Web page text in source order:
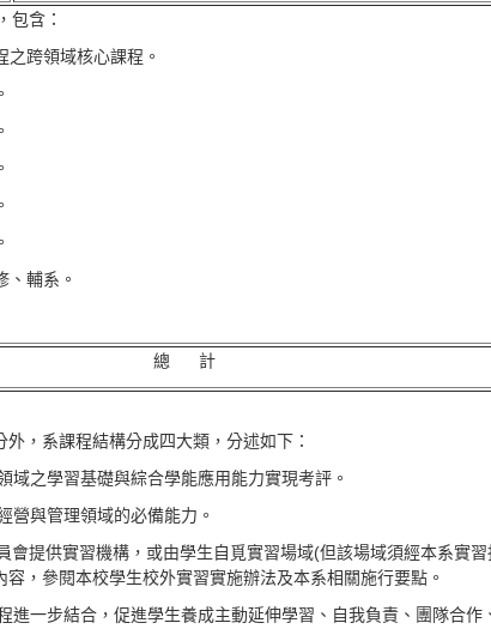
包含：
之跨領域核心課程。
、輔系。
總 計
，系課程結構分成四大類，分述如下：
域之學習基礎與綜合學能應用能力實現考評。
營與管理領域的必備能力。
提供實習機構，或由學生自覓實習場域(但該場域須經本系實
，參閱本校學生校外實習實施辦法及本系相關施行要點。
進一步結合，促進學生養成主動延伸學習、自我負責、團隊合